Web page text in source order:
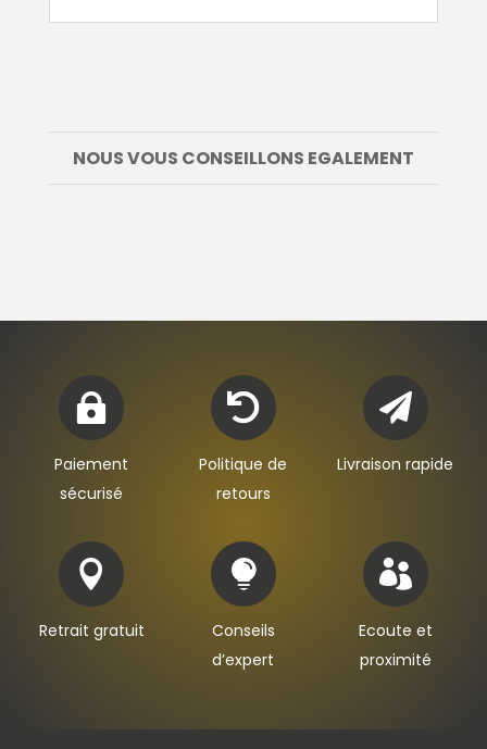
NOUS VOUS CONSEILLONS EGALEMENT

Paiement
sécurisé

Politique de
retours

Livraison rapide

Retrait gratuit

Conseils
d’expert

Ecoute et
proximité